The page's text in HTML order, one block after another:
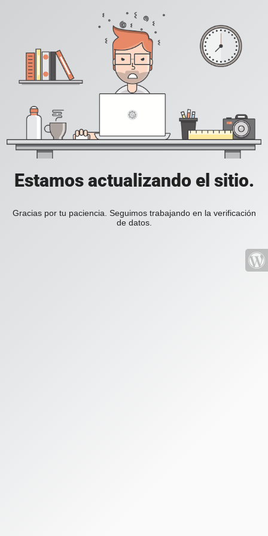
Estamos actualizando el sitio.
Gracias por tu paciencia. Seguimos trabajando en la verificación
de datos.